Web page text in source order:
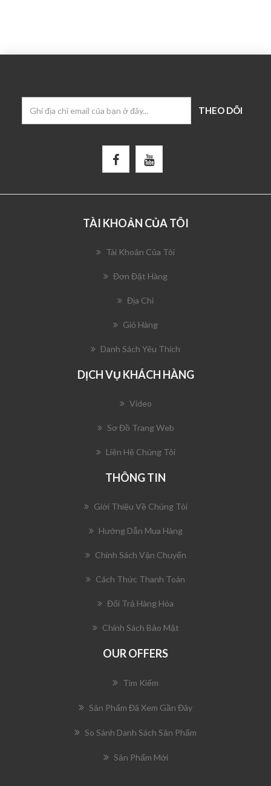
TÀI KHOẢN CỦA TÔI
Tài Khoản Của Tôi
Đơn Đặt Hàng
Địa Chỉ
Giỏ Hàng
Danh Sách Yêu Thích
DỊCH VỤ KHÁCH HÀNG
Video
Sơ Đồ Trang Web
Liên Hệ Chúng Tôi
THÔNG TIN
Giới Thiệu Về Chúng Tôi
Hướng Dẫn Mua Hàng
Chính Sách Vận Chuyển
Cách Thức Thanh Toán
Đổi Trả Hàng Hóa
Chính Sách Bảo Mật
OUR OFFERS
Tìm Kiếm
Sản Phẩm Đã Xem Gần Đây
So Sánh Danh Sách Sản Phẩm
Sản Phẩm Mới